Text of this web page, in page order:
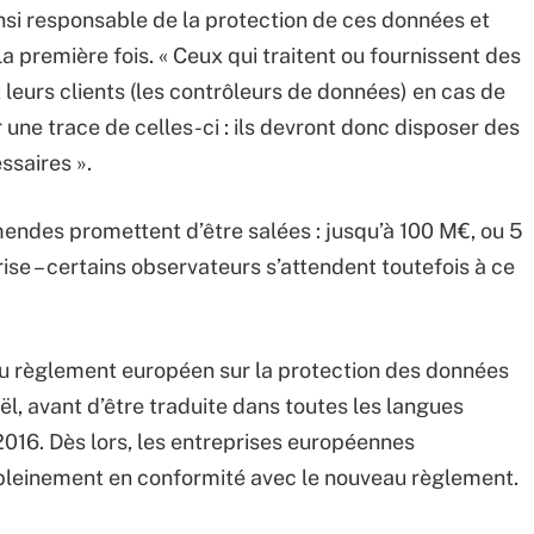
responsable de la protection de ces données et
première fois. « Ceux qui traitent ou fournissent des
clients (les contrôleurs de données) en cas de
trace de celles-ci : ils devront donc disposer des
».
promettent d’être salées : jusqu’à 100 M€, ou 5
– certains observateurs s’attendent toutefois à ce
règlement européen sur la protection des données
avant d’être traduite dans toutes les langues
Dès lors, les entreprises européennes
en conformité avec le nouveau règlement.